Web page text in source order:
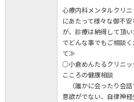
心療内科メンタルクリ
にあたって様々な御不
が、診療は納得して頂
でどんな事でもご相談
て≫
○小倉めんたるクリニッ
こころの健康相談
（誰かに会ったり会
意欲がでない、自律神